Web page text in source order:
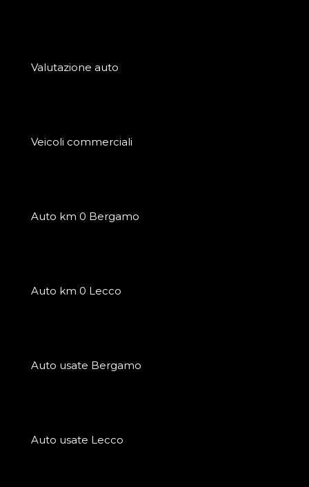
Valutazione auto
Veicoli commerciali
Auto km 0 Bergamo
Auto km 0 Lecco
Auto usate Bergamo
Auto usate Lecco